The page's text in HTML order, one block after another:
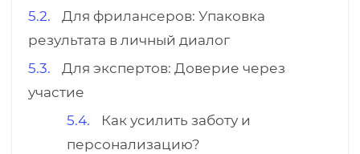
Для фрилансеров: Упаковка
результата в личный диалог
Для экспертов: Доверие через
участие
Как усилить заботу и
персонализацию?